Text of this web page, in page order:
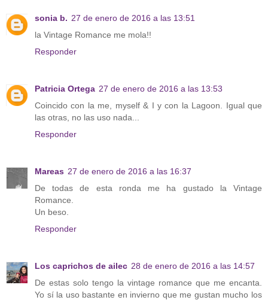
sonia b. 27 de enero de 2016 a las 13:51
la Vintage Romance me mola!!
Responder
Patricia Ortega 27 de enero de 2016 a las 13:53
Coincido con la me, myself & I y con la Lagoon. Igual que
las otras, no las uso nada...
Responder
Mareas 27 de enero de 2016 a las 16:37
De todas de esta ronda me ha gustado la Vintage
Romance.
Un beso.
Responder
Los caprichos de ailec 28 de enero de 2016 a las 14:57
De estas solo tengo la vintage romance que me encanta.
Yo sí la uso bastante en invierno que me gustan mucho los